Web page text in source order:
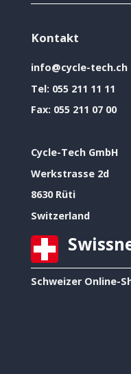
Kontakt
info@cycle-tech.ch
Tel: 055 211 11 11
Fax: 055 211 07 00
Cycle-Tech GmbH
Werkstrasse 2d
8630 Rüti
Switzerland
Schweizer Online-